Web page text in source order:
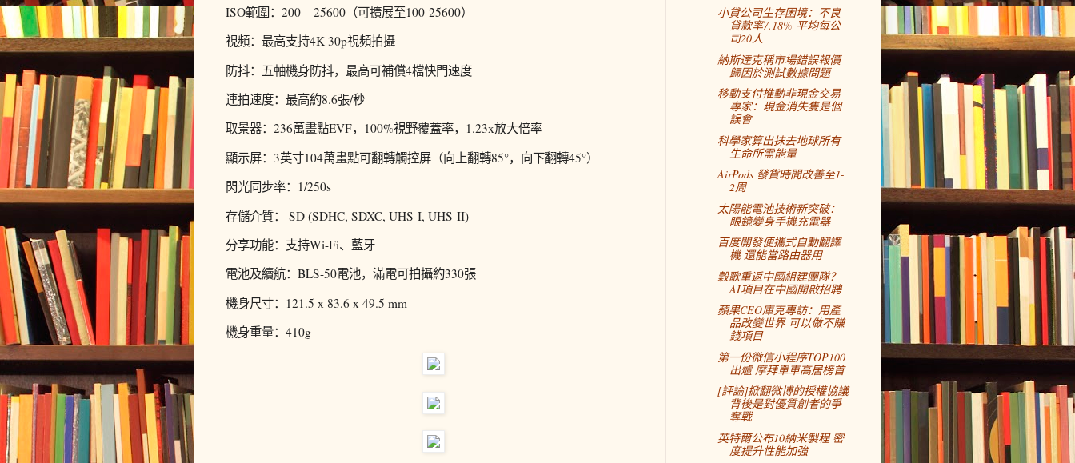
ISO範圍：200 – 25600（可擴展至100-25600）
視頻：最高支持4K 30p視頻拍攝
防抖：五軸機身防抖，最高可補償4檔快門速度
連拍速度：最高約8.6張/秒
取景器：236萬畫點EVF，100%視野覆蓋率，1.23x放大倍率
顯示屏：3英寸104萬畫點可翻轉觸控屏（向上翻轉85°，向下翻轉45°）
閃光同步率：1/250s
存儲介質： SD (SDHC, SDXC, UHS-I, UHS-II)
分享功能：支持Wi-Fi、藍牙
電池及續航：BLS-50電池，滿電可拍攝約330張
機身尺寸：121.5 x 83.6 x 49.5 mm
機身重量：410g
小貸公司生存困境：不良
貸款率7.18% 平均每公
司20人
納斯達克稱市場錯誤報價
歸因於測試數據問題
移動支付推動非現金交易
專家：現金消失隻是個
誤會
科學家算出抹去地球所有
生命所需能量
AirPods 發貨時間改善至1-
2周
太陽能電池技術新突破：
眼鏡變身手機充電器
百度開發便攜式自動翻譯
機 還能當路由器用
穀歌重返中國組建團隊？
AI項目在中國開啟招聘
蘋果CEO庫克專訪：用產
品改變世界 可以做不賺
錢項目
第一份微信小程序TOP100
出爐 摩拜單車高居榜首
[評論]掀翻微博的授權協議
背後是對優質創者的爭
奪戰
英特爾公布10納米製程 密
度提升性能加強